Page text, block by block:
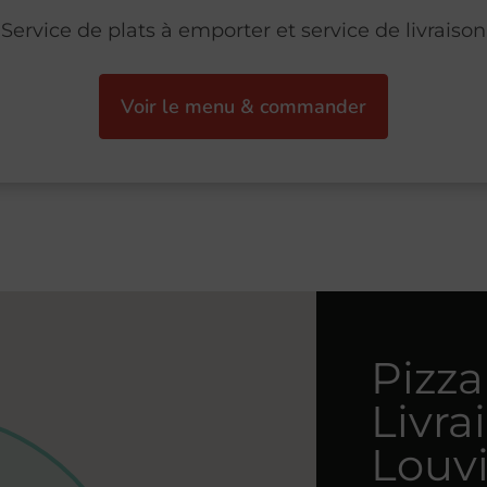
Service de plats à emporter et service de livraison
Voir le menu & commander